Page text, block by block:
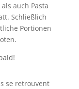
auch Pasta
Schließlich
Portionen
se retrouvent